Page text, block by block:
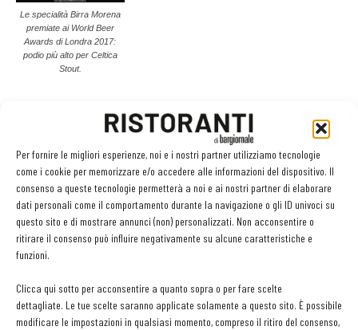
Per fornire le migliori esperienze, noi e i nostri partner utilizziamo tecnologie
come i cookie per memorizzare e/o accedere alle informazioni del dispositivo. Il
consenso a queste tecnologie permetterà a noi e ai nostri partner di elaborare
dati personali come il comportamento durante la navigazione o gli ID univoci su
questo sito e di mostrare annunci (non) personalizzati. Non acconsentire o
ritirare il consenso può influire negativamente su alcune caratteristiche e
funzioni.
Clicca qui sotto per acconsentire a quanto sopra o per fare scelte
dettagliate. Le tue scelte saranno applicate solamente a questo sito. È possibile
modificare le impostazioni in qualsiasi momento, compreso il ritiro del consenso,
Le specialità Birra Morena
premiate ai World Beer
Awards di Londra 2017:
podio più alto per Celtica
Stout.
Proprio di questi giorni il più diffuso marchio di qualità europeo
Veganok, consigliato dalla Associazione Vegani Italiani onlus, ha
certificato Birra Morena Lucana Bio quale birra idonea per la
cucina vegana (senza alcun impiego di materia prima di origine
animale), una fascia di clientela sempre più significativa che non
si priverà più del piacere di bere un'ottima birra.
Tarricone (dopo più di un passaggio aziendale), il birrificio di Birra
Morena negli ultimi anni si è contraddistinta per l'ampliamento e la